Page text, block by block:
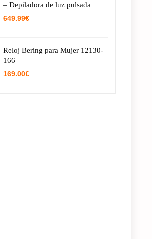
– Depiladora de luz pulsada
649.99€
Reloj Bering para Mujer 12130-
166
169.00€